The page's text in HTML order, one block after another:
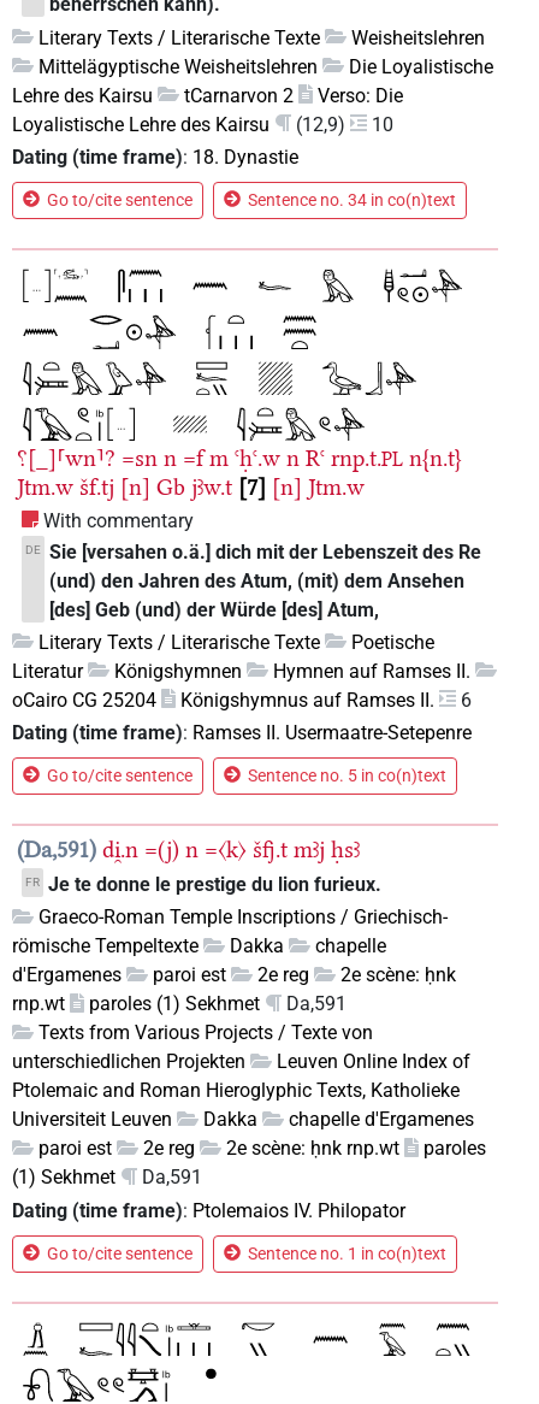
beherrschen kann).
Literary Texts / Literarische Texte
Weisheitslehren
Mittelägyptische Weisheitslehren
Die Loyalistische
Lehre des Kairsu
tCarnarvon 2
Verso: Die
Loyalistische Lehre des Kairsu
(12,9)
10
Dating (time frame): 18. Dynastie
Go to/cite sentence Sentence no. 34 in co(n)text
⸮[_]⸢wn⸣? =sn n =f m ꜥḥꜥ.w n Rꜥ rnp.t.PL n{n.t}
Jtm.w šf.tj [n] Gb jꜣw.t 7 [n] Jtm.w
With commentary
DE
Sie [versahen o.ä.] dich mit der Lebenszeit des Re
(und) den Jahren des Atum, (mit) dem Ansehen
[des] Geb (und) der Würde [des] Atum,
Literary Texts / Literarische Texte
Poetische
Literatur
Königshymnen
Hymnen auf Ramses II.
oCairo CG 25204
Königshymnus auf Ramses II.
6
Dating (time frame): Ramses II. Usermaatre-Setepenre
Go to/cite sentence Sentence no. 5 in co(n)text
Da,591 di̯.n =(j) n =〈k〉 šfj.t mꜣj ḥsꜣ
FR Je te donne le prestige du lion furieux.
Graeco-Roman Temple Inscriptions / Griechisch-
römische Tempeltexte
Dakka
chapelle
d'Ergamenes
paroi est 2e reg
2e scène: ḥnk
rnp.wt
paroles (1) Sekhmet
Da,591
Texts from Various Projects / Texte von
unterschiedlichen Projekten
Leuven Online Index of
Ptolemaic and Roman Hieroglyphic Texts, Katholieke
Universiteit Leuven
Dakka
chapelle d'Ergamenes
paroi est
2e reg 2e scène: ḥnk rnp.wt
paroles
(1) Sekhmet
Da,591
Dating (time frame): Ptolemaios IV. Philopator
Go to/cite sentence Sentence no. 1 in co(n)text